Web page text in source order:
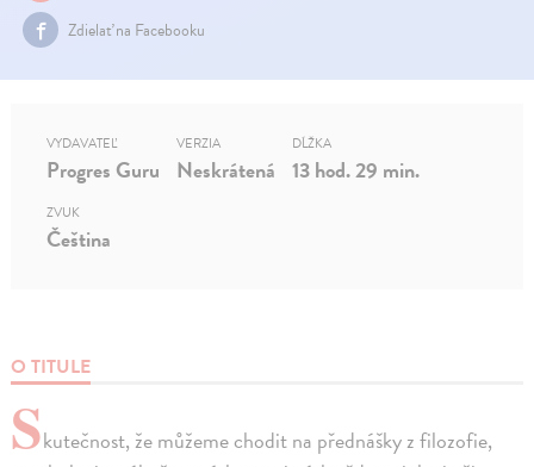
Zdielať na Facebooku
O TITULE
Skutečnost, že můžeme chodit na přednášky z filozofie,
VYDAVATEĽ
Progres Guru
VERZIA
Neskrátená
DĹŽKA
13 hod. 29 min.
ZVUK
Čeština